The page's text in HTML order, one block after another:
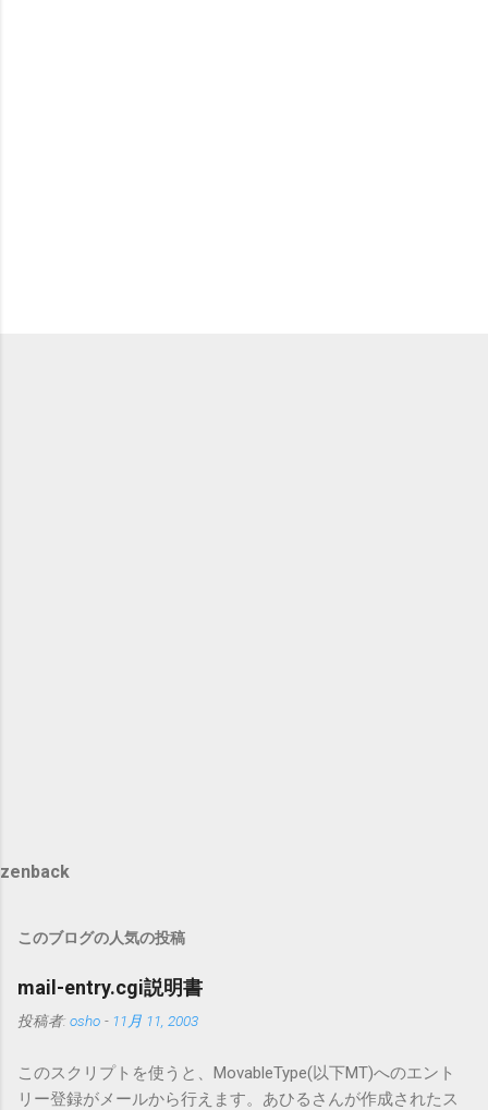
zenback
このブログの人気の投稿
mail-entry.cgi説明書
投稿者: osho - 11月 11, 2003
このスクリプトを使うと、MovableType(以下MT)へのエント
リー登録がメールから行えます。あひるさんが作成されたス